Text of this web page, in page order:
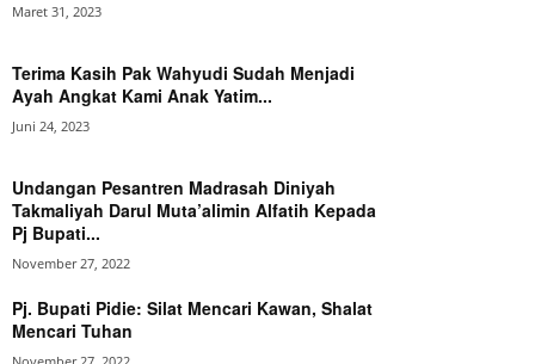
Maret 31, 2023
Terima Kasih Pak Wahyudi Sudah Menjadi
Ayah Angkat Kami Anak Yatim...
Juni 24, 2023
Undangan Pesantren Madrasah Diniyah
Takmaliyah Darul Muta’alimin Alfatih Kepada
Pj Bupati...
November 27, 2022
Pj. Bupati Pidie: Silat Mencari Kawan, Shalat
Mencari Tuhan
November 27, 2022